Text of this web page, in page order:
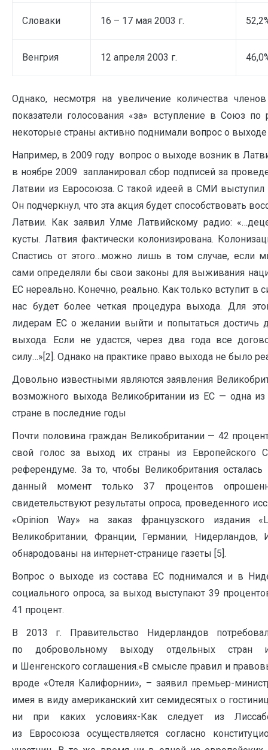
Словаки 16 – 17 мая 2003 г.
Венгрия 12 апреля 2003 г.
Однако, несмотря на увеличение количества
показатели голосования «за» вступление в Союз по
некоторые страны активно поднимали вопрос о выходе
Например, в 2009 году вопрос о выходе возник в
в ноябре 2009 запланировал сбор подписей за
Латвии из Евросоюза. С такой идеей в СМИ выступил
Он подчеркнул, что эта акция будет способствовать
Латвии. Как заявил Улме Латвийскому радио:
кусты. Латвия фактически колонизирована.
Спастись от этого…можно лишь в том случае,
сами определяли бы свои законы для выживания
ЕС нереально. Конечно, реально. Как только вступит в
нас будет более четкая процедура выхода. Для
лидерам ЕС о желании выйти и попытаться достичь
выхода. Если не удастся, через два года все
силу…»[2]. Однако на практике право выхода не было
Довольно известными являются заявления
возможного выхода Великобритании из ЕС — одна
стране в последние годы
Почти половина граждан Великобритании — 42
свой голос за выход их страны из Европейского
референдуме. За то, чтобы Великобритания
данный момент только 37 процентов
свидетельствуют результаты опроса, проведенного
«Opinion Way» на заказ французского издания
Великобритании, Франции, Германии,
обнародованы на интернет-странице газеты [5].
Вопрос о выходе из состава ЕС поднимался и в
социального опроса, за выход выступают 39
41 процент.
В 2013 г. Правительство Нидерландов
по добровольному выходу отдельных стран
и Шенгенского соглашения.«В смысле правил и
вроде «Отеля Калифорнии», – заявил премьер-
имея в виду американский хит семидесятых о
ни при каких условиях-Как следует из
из Евросоюза осуществляется согласно